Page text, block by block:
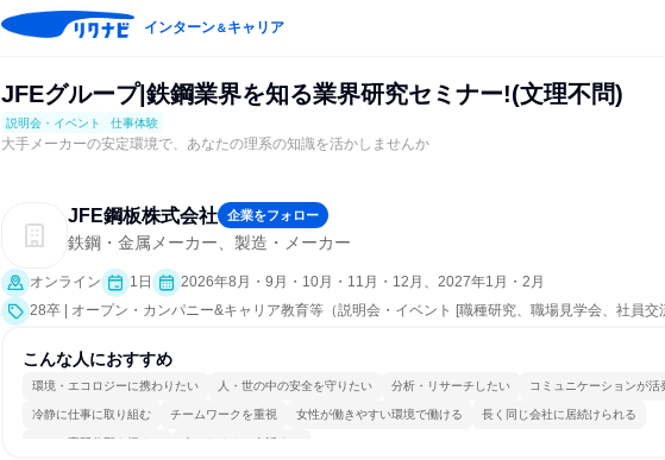
インターン＆キャリア
JFEグループ|鉄鋼業界を知る業界研究セミナー!(文理不問)
説明会・イベント 仕事体験
大手メーカーの安定環境で、あなたの理系の知識を活かしませんか
JFE鋼板株式会社 企業をフォロー
鉄鋼・金属メーカー、製造・メーカー
オンライン 1日
2026年8月・9月・10月・11月・12月、2027年1月・2月
28卒 | オープン・カンパニー&キャリア教育等（説明会・イベント [職種研究、職場見学会、社員交
こんな人におすすめ
環境・エコロジーに携わりたい 人・世の中の安全を守りたい 分析・リサーチしたい コミュニケーションが活
冷静に仕事に取り組む チームワークを重視 女性が働きやすい環境で働ける 長く同じ会社に居続けられる
一つの専門分野を極める 人とたくさん会話する